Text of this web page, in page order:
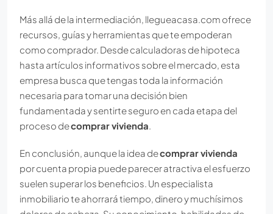
Más allá de la intermediación, llegueacasa.com ofrece
recursos, guías y herramientas que te empoderan
como comprador. Desde calculadoras de hipoteca
hasta artículos informativos sobre el mercado, esta
empresa busca que tengas toda la información
necesaria para tomar una decisión bien
fundamentada y sentirte seguro en cada etapa del
proceso decomprar vivienda
En conclusión, aunque la idea decomprar vivienda
por cuenta propia puede parecer atractiva el esfuerzo
suelen superar los beneficios. Un especialista
inmobiliario te ahorrará tiempo, dinero y muchísimos